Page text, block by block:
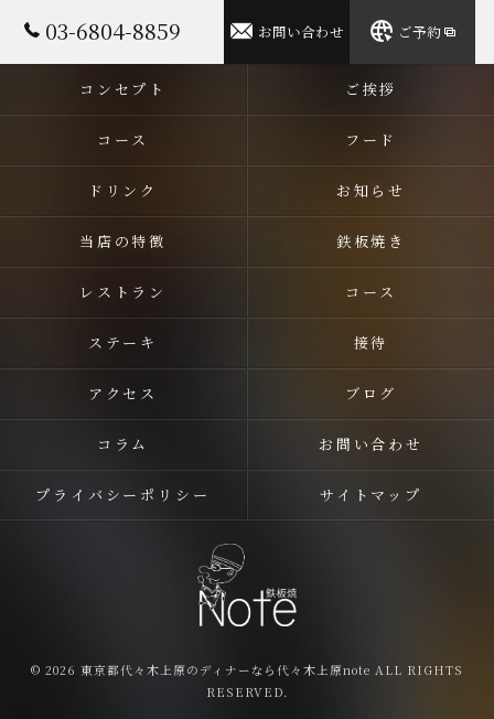
03-6804-8859 お問い合わせ ご予約
コンセプト ご挨拶
コース フード
ドリンク お知らせ
当店の特徴 鉄板焼き
レストラン コース
ステーキ 接待
アクセス ブログ
コラム お問い合わせ
プライバシーポリシー サイトマップ
© 2026 東京都代々木上原のディナーなら代々木上原note ALL RIGHTS
RESERVED.